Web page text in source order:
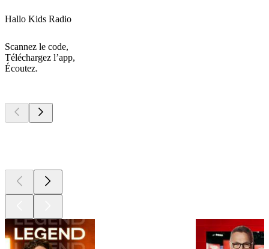
Hallo Kids Radio
Scannez le code,
Téléchargez l’app,
Écoutez.